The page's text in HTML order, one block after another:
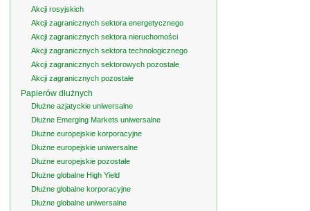
Akcji rosyjskich
Akcji zagranicznych sektora energetycznego
Akcji zagranicznych sektora nieruchomości
Akcji zagranicznych sektora technologicznego
Akcji zagranicznych sektorowych pozostałe
Akcji zagranicznych pozostałe
Papierów dłużnych
Dłużne azjatyckie uniwersalne
Dłużne Emerging Markets uniwersalne
Dłużne europejskie korporacyjne
Dłużne europejskie uniwersalne
Dłużne europejskie pozostałe
Dłużne globalne High Yield
Dłużne globalne korporacyjne
Dłużne globalne uniwersalne